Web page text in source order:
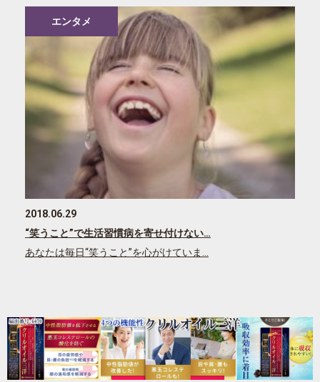
エンタメ
2018.06.29
“笑うこと”で生活習慣病を寄せ付けない…
あなたは毎日“笑うこと”を心がけていま…